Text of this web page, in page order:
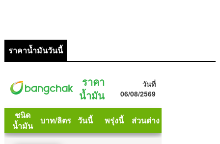
ราคาน้ำมันวันนี้